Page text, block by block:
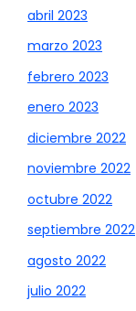
abril 2023
marzo 2023
febrero 2023
enero 2023
diciembre 2022
noviembre 2022
octubre 2022
septiembre 2022
agosto 2022
julio 2022